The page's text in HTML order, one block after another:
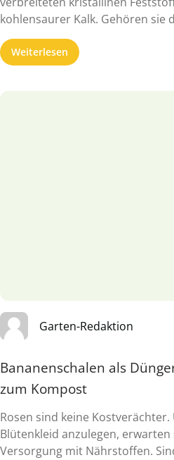
kohlensaurer Kalk. Gehören sie
Weiterlesen
Garten-Redaktion
Bananenschalen als
zum Kompost
Rosen sind keine
Blütenkleid anzulegen, erwarten
Versorgung mit Nährstoffen.